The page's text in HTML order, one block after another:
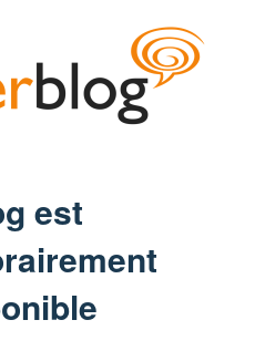
est